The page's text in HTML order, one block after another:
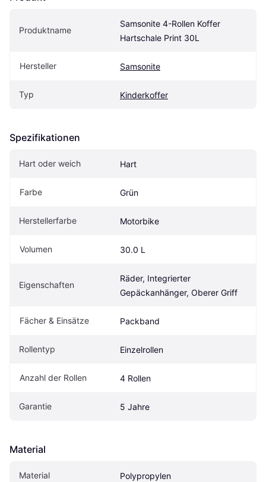
Produktname
Samsonite 4-Rollen Koffer
Hartschale Print 30L
Hersteller Samsonite
Typ Kinderkoffer
Spezifikationen
Hart oder weich Hart
Farbe Grün
Herstellerfarbe Motorbike
Volumen 30.0 L
Eigenschaften
Räder, Integrierter
Gepäckanhänger, Oberer Griff
Fächer & Einsätze Packband
Rollentyp Einzelrollen
Anzahl der Rollen 4 Rollen
Garantie 5 Jahre
Material
Material Polypropylen